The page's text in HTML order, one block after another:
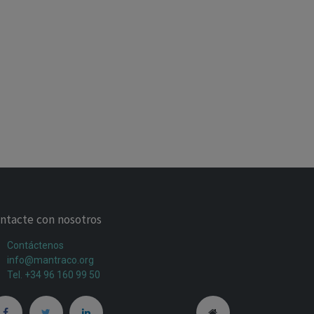
con nosotros
Contáctenos
info@mantraco.org
Tel. +34 96 160 99 50